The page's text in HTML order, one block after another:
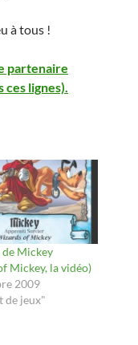
à tous !
partenaire
ces lignes).
Mickey
Mickey, la vidéo)
2009
de jeux"